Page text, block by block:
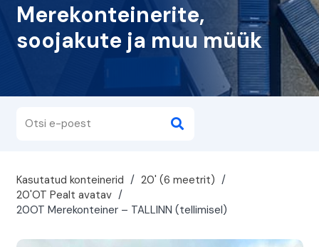
Merekonteinerite,
soojakute ja muu müük
Kasutatud konteinerid / 20' (6 meetrit) /
20'OT Pealt avatav /
20OT Merekonteiner – TALLINN (tellimisel)